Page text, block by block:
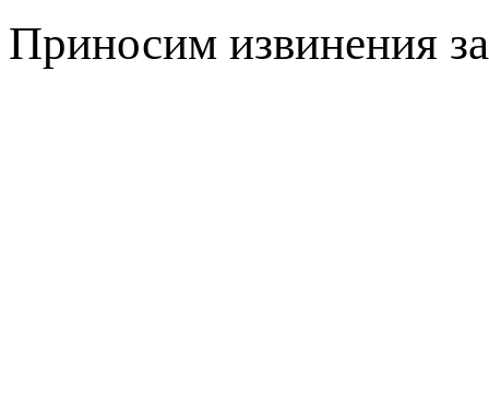
Приносим извинения